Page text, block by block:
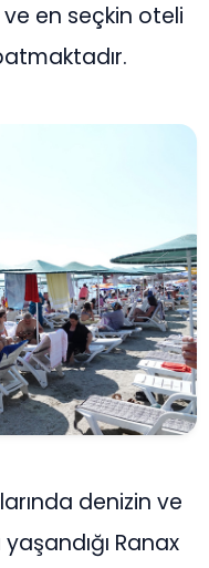
ve en seçkin oteli
denizin ve
Ranax